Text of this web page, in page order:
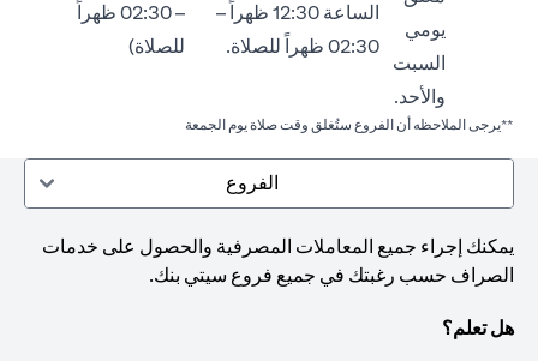
يومي
السبت
والأحد.
الساعة 12:30 ظهراً –
02:30 ظهراً للصلاة.
– 02:30 ظهراً
للصلاة)
**يرجى الملاحظه أن الفروع ستُغلق وقت صلاة يوم الجمعة
الفروع
يمكنك إجراء جميع المعاملات المصرفية والحصول على خدمات
الصراف حسب رغبتك في جميع فروع سيتي بنك.
هل تعلم؟